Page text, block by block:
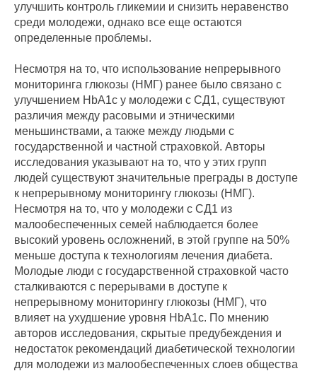
улучшить контроль гликемии и снизить неравенство
среди молодежи, однако все еще остаются
определенные проблемы.
Несмотря на то, что использование непрерывного
мониторинга глюкозы (НМГ) ранее было связано с
улучшением HbA1c у молодежи с СД1, существуют
различия между расовыми и этническими
меньшинствами, а также между людьми с
государственной и частной страховкой. Авторы
исследования указывают на то, что у этих групп
людей существуют значительные преграды в доступе
к непрерывному мониторингу глюкозы (НМГ).
Несмотря на то, что у молодежи с СД1 из
малообеспеченных семей наблюдается более
высокий уровень осложнений, в этой группе на 50%
меньше доступа к технологиям лечения диабета.
Молодые люди с государственной страховкой часто
сталкиваются с перерывами в доступе к
непрерывному мониторингу глюкозы (НМГ), что
влияет на ухудшение уровня HbA1c. По мнению
авторов исследования, скрытые предубеждения и
недостаток рекомендаций диабетической технологии
для молодежи из малообеспеченных слоев общества